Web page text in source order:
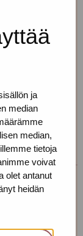
ja
median
median,
tietoja
voivat
olet antanut
heidän